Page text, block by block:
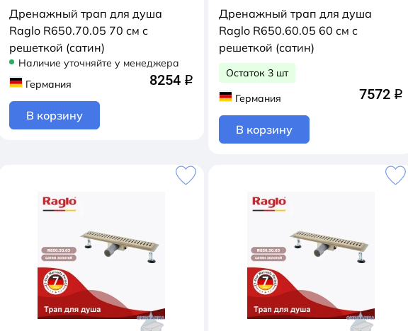
Дренажный трап для душа
Raglo R650.70.05 70 см с
решеткой (сатин)
Наличие уточняйте у менеджера
Германия
8254 q
В корзину
Дренажный трап для душа
Raglo R650.60.05 60 см с
решеткой (сатин)
Остаток 3 шт
Германия
7572 q
В корзину